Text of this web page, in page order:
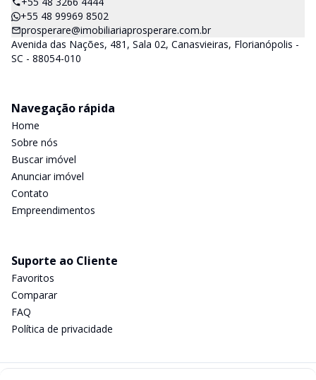
+55 48 99969 8502
prosperare@imobiliariaprosperare.com.br
Avenida das Nações, 481, Sala 02, Canasvieiras, Florianópolis -
SC - 88054-010
Navegação rápida
Home
Sobre nós
Buscar imóvel
Anunciar imóvel
Contato
Empreendimentos
Suporte ao Cliente
Favoritos
Comparar
FAQ
Política de privacidade